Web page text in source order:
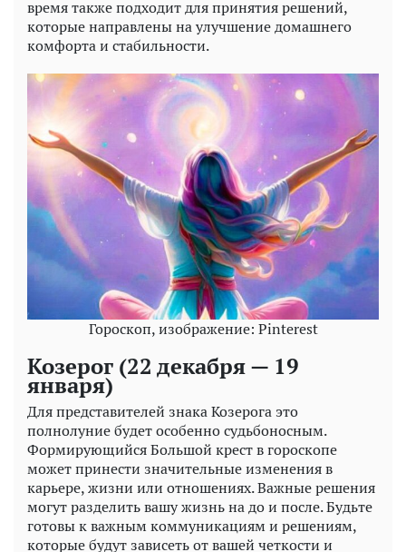
время также подходит для принятия решений,
которые направлены на улучшение домашнего
комфорта и стабильности.
Гороскоп, изображение: Pinterest
Козерог (22 декабря — 19
января)
Для представителей знака Козерога это
полнолуние будет особенно судьбоносным.
Формирующийся Большой крест в гороскопе
может принести значительные изменения в
карьере, жизни или отношениях. Важные решения
могут разделить вашу жизнь на до и после. Будьте
готовы к важным коммуникациям и решениям,
которые будут зависеть от вашей четкости и